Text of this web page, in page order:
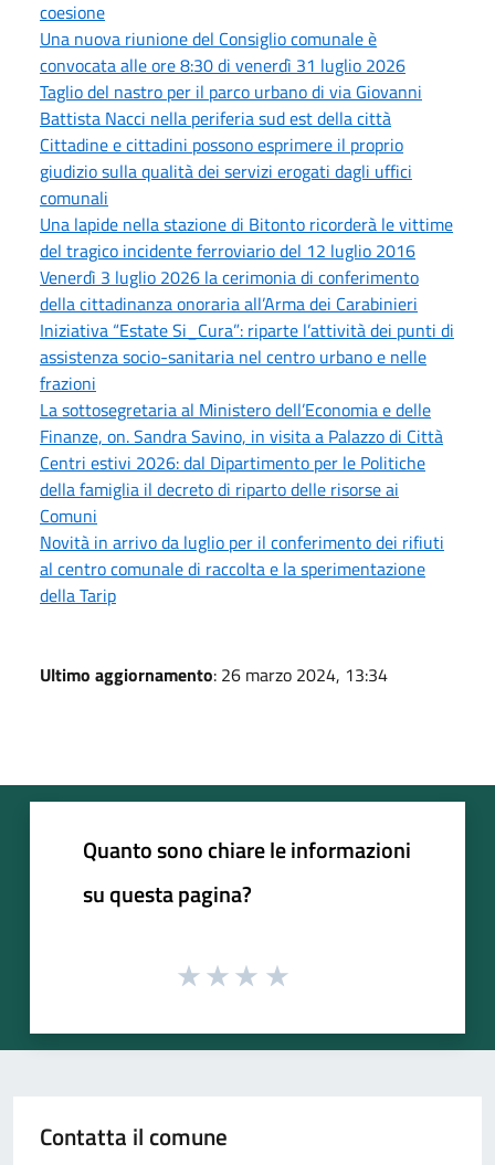
coesione
Una nuova riunione del Consiglio comunale è
convocata alle ore 8:30 di venerdì 31 luglio 2026
Taglio del nastro per il parco urbano di via Giovanni
Battista Nacci nella periferia sud est della città
Cittadine e cittadini possono esprimere il proprio
giudizio sulla qualità dei servizi erogati dagli uffici
comunali
Una lapide nella stazione di Bitonto ricorderà le vittime
del tragico incidente ferroviario del 12 luglio 2016
Venerdì 3 luglio 2026 la cerimonia di conferimento
della cittadinanza onoraria all’Arma dei Carabinieri
Iniziativa “Estate Si_Cura”: riparte l’attività dei punti di
assistenza socio-sanitaria nel centro urbano e nelle
frazioni
La sottosegretaria al Ministero dell’Economia e delle
Finanze, on. Sandra Savino, in visita a Palazzo di Città
Centri estivi 2026: dal Dipartimento per le Politiche
della famiglia il decreto di riparto delle risorse ai
Comuni
Novità in arrivo da luglio per il conferimento dei rifiuti
al centro comunale di raccolta e la sperimentazione
della Tarip
Ultimo aggiornamento: 26 marzo 2024, 13:34
Quanto sono chiare le informazioni
su questa pagina?
Contatta il comune